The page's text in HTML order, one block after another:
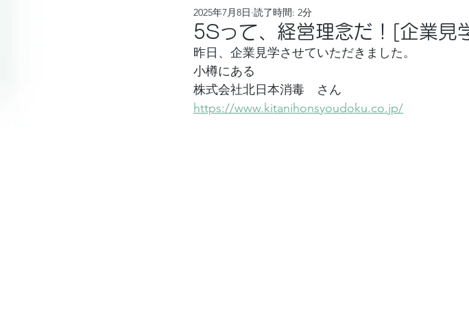
整理収納アドバイザー向け講座
星になるアルバム
5Sって、経営理念だ！[企業見
2025年7月8日 読了時間: 2分
昨日、企業見学させていただきました。
小樽にある
株式会社北日本消毒　さん
https://www.kitanihonsyoudoku.co.jp/